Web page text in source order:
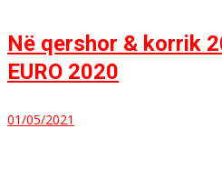
Në qershor & korrik
EURO 2020
01/05/2021